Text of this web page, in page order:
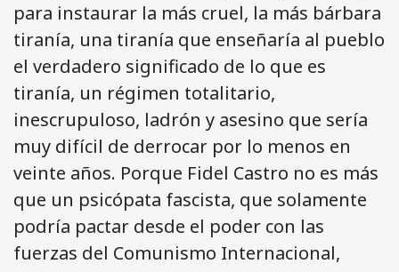
para instaurar la más cruel, la más bárbara
tiranía, una tiranía que enseñaría al pueblo
el verdadero significado de lo que es
tiranía, un régimen totalitario,
inescrupuloso, ladrón y asesino que sería
muy difícil de derrocar por lo menos en
veinte años. Porque Fidel Castro no es más
que un psicópata fascista, que solamente
podría pactar desde el poder con las
fuerzas del Comunismo Internacional,